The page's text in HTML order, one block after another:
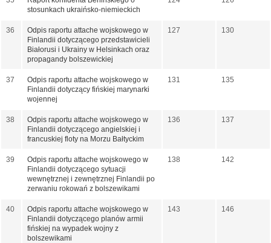
stosunkach ukraińsko-niemieckich
36
Odpis raportu attache wojskowego w
Finlandii dotyczącego przedstawicieli
Białorusi i Ukrainy w Helsinkach oraz
propagandy bolszewickiej
127 130
37
Odpis raportu attache wojskowego w
Finlandii dotyczący fińskiej marynarki
wojennej
131 135
38
Odpis raportu attache wojskowego w
Finlandii dotyczącego angielskiej i
francuskiej floty na Morzu Bałtyckim
136 137
39
Odpis raportu attache wojskowego w
Finlandii dotyczącego sytuacji
wewnętrznej i zewnętrznej Finlandii po
zerwaniu rokowań z bolszewikami
138 142
40
Odpis raportu attache wojskowego w
Finlandii dotyczącego planów armii
fińskiej na wypadek wojny z
bolszewikami
143 146